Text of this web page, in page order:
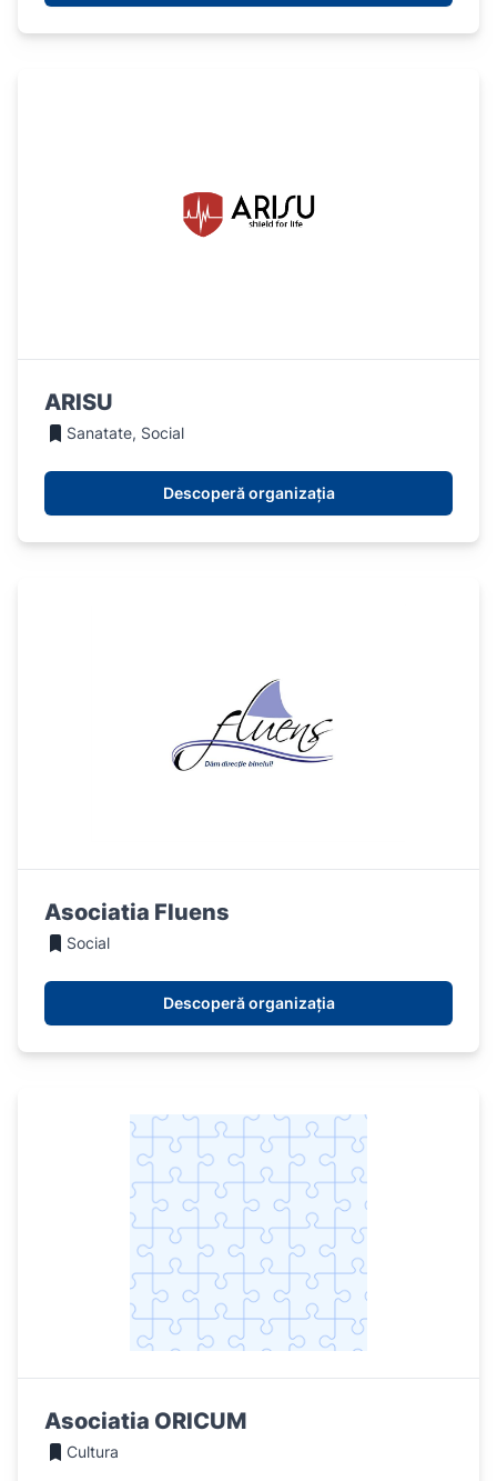
ARISU
Sanatate, Social
Descoperă organizația
Asociatia Fluens
Social
Descoperă organizația
Asociatia ORICUM
Cultura